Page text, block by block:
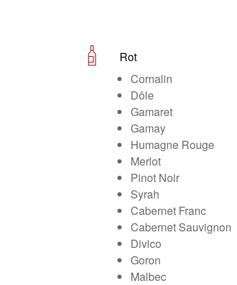
Rot
Cornalin
Dôle
Gamaret
Gamay
Humagne Rouge
Merlot
Pinot Noir
Syrah
Cabernet Franc
Cabernet Sauvignon
Divico
Goron
Malbec